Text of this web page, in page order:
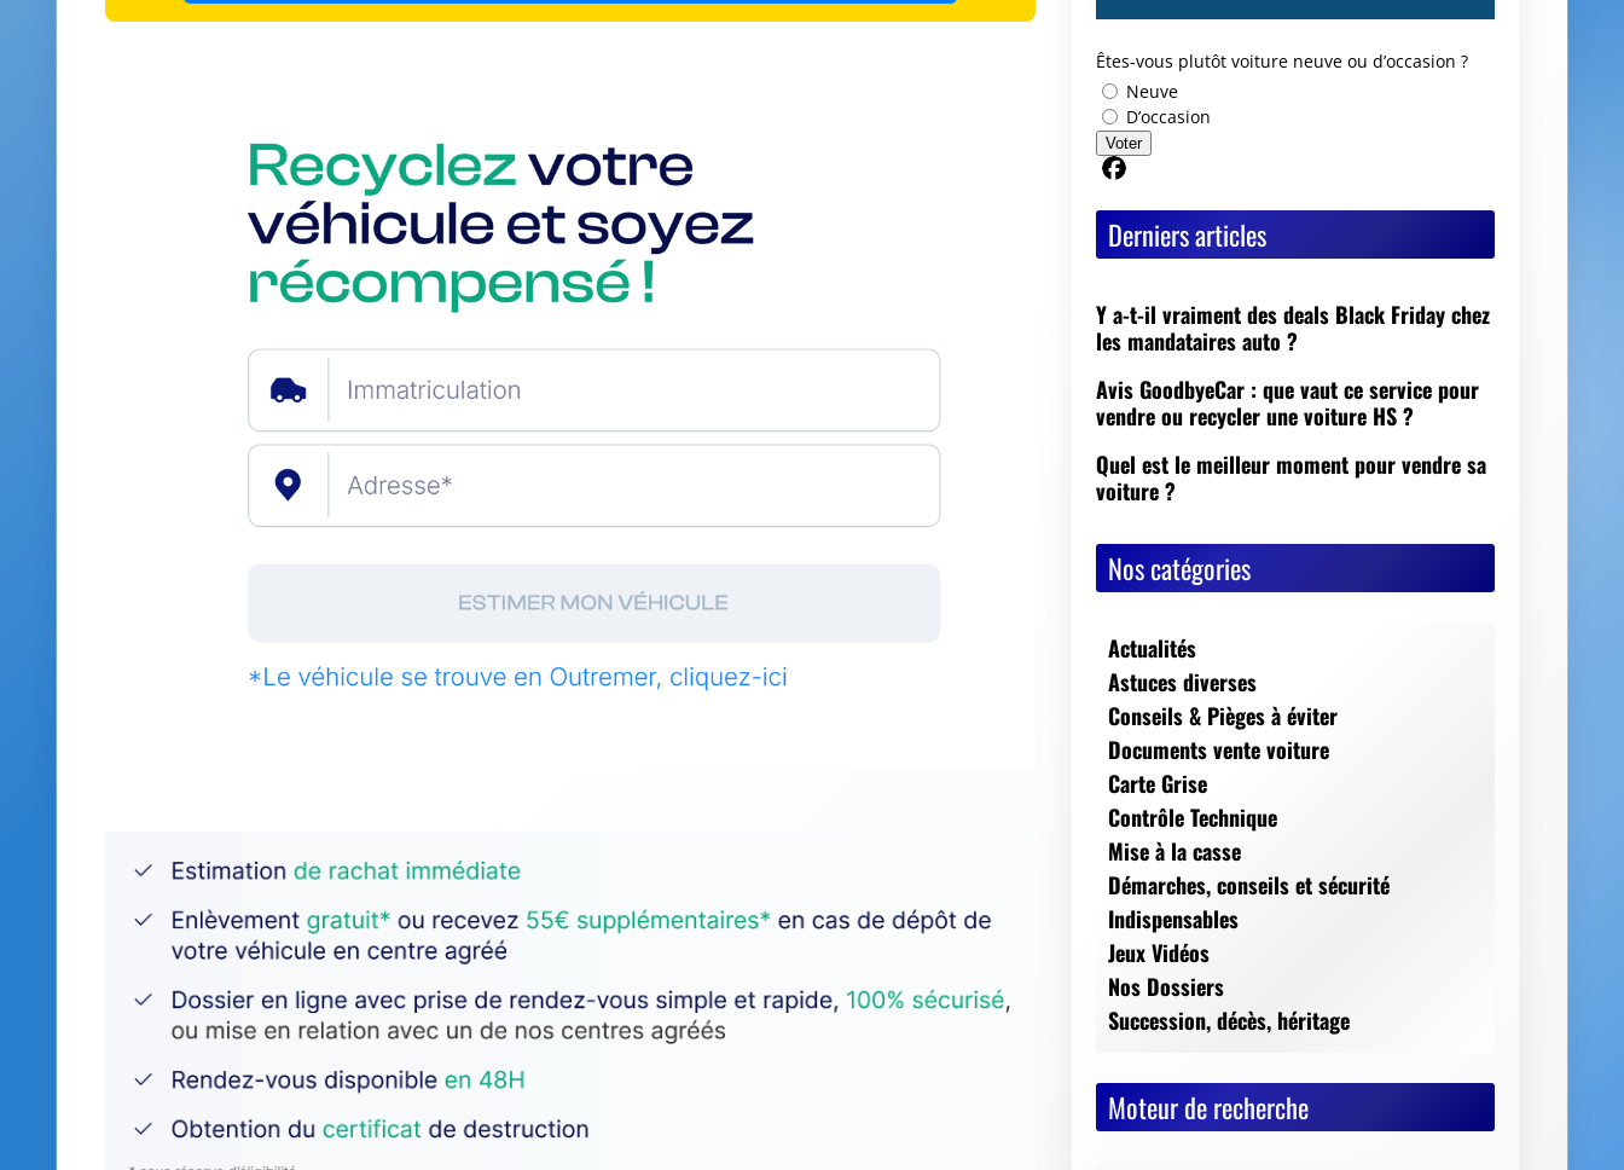
Êtes-vous plutôt voiture neuve ou d’occasion ?
Neuve
D’occasion
Voter
Derniers articles
Y a-t-il vraiment des deals Black Friday chez
les mandataires auto ?
Avis GoodbyeCar : que vaut ce service pour
vendre ou recycler une voiture HS ?
Quel est le meilleur moment pour vendre sa
voiture ?
Nos catégories
Actualités
Astuces diverses
Conseils & Pièges à éviter
Documents vente voiture
Carte Grise
Contrôle Technique
Mise à la casse
Démarches, conseils et sécurité
Indispensables
Jeux Vidéos
Nos Dossiers
Succession, décès, héritage
Moteur de recherche